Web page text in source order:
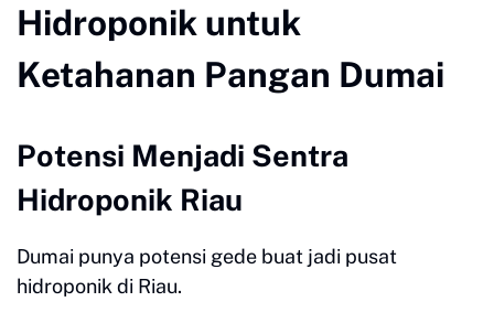
Hidroponik untuk
Ketahanan Pangan Dumai
Potensi Menjadi Sentra
Hidroponik Riau
Dumai punya potensi gede buat jadi pusat
hidroponik di Riau.